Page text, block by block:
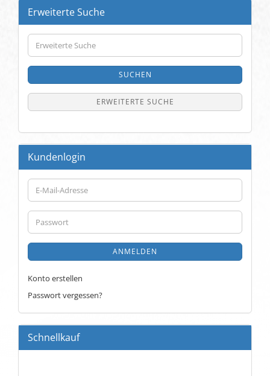
Erweiterte Suche
Erweiterte
Suche
SUCHEN
ERWEITERTE SUCHE
Kundenlogin
E-
Mail-
Adresse
Passwort
ANMELDEN
Konto erstellen
Passwort vergessen?
Schnellkauf